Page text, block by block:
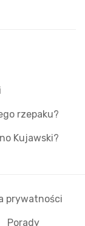
rzepaku?
Kujawski?
prywatności
Porady